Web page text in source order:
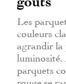
Les
couleurs
agrandir la
luminosité.
parquets
rouge se